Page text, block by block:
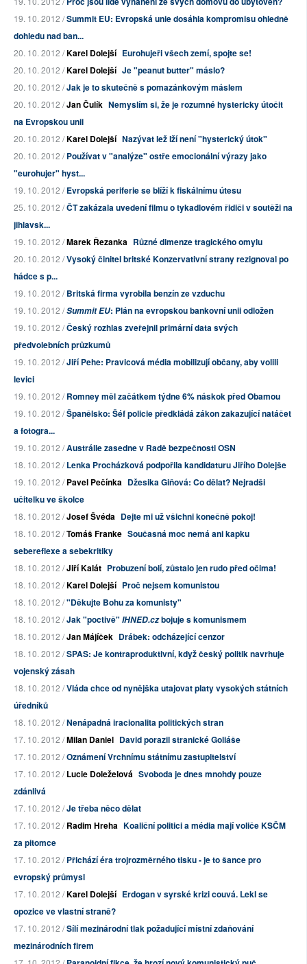
19. 10. 2012 /Summit EU: Evropská unie dosáhla kompromisu ohledně
dohledu nad ban...
20. 10. 2012 /Karel Dolejší Eurohujeři všech zemí, spojte se!
20. 10. 2012 /Karel Dolejší Je "peanut butter" máslo?
20. 10. 2012 /Jak je to skutečně s pomazánkovým máslem
20. 10. 2012 /Jan Čulík Nemyslím si, že je rozumné hystericky útočit
na Evropskou unii
20. 10. 2012 /Karel Dolejší Nazývat lež lží není "hysterický útok"
20. 10. 2012 /Používat v "analýze" ostře emocionální výrazy jako
"eurohujer" hyst...
19. 10. 2012 /Evropská periferie se blíží k fiskálnímu útesu
25. 10. 2012 /ČT zakázala uvedení filmu o tykadlovém řidiči v soutěži na
jihlavsk...
19. 10. 2012 /Marek Řezanka Různé dimenze tragického omylu
20. 10. 2012 /Vysoký činitel britské Konzervativní strany rezignoval po
hádce s p...
19. 10. 2012 /Britská firma vyrobila benzín ze vzduchu
19. 10. 2012 /Summit EU: Plán na evropskou bankovní unii odložen
19. 10. 2012 /Český rozhlas zveřejnil primární data svých
předvolebních průzkumů
19. 10. 2012 /Jiří Pehe: Pravicová média mobilizují občany, aby volili
levici
19. 10. 2012 /Romney měl začátkem týdne 6% náskok před Obamou
19. 10. 2012 /Španělsko: Šéf policie předkládá zákon zakazující natáčet
a fotogra...
19. 10. 2012 /Austrálie zasedne v Radě bezpečnosti OSN
18. 10. 2012 /Lenka Procházková podpořila kandidaturu Jiřího Dolejše
19. 10. 2012 /Pavel Pečínka Džesika Giňová: Co dělat? Nejradši
učitelku ve školce
18. 10. 2012 /Josef Švéda Dejte mi už všichni konečně pokoj!
18. 10. 2012 /Tomáš Franke Současná moc nemá ani kapku
sebereflexe a sebekritiky
18. 10. 2012 /Jiří Kalát Probuzení bolí, zůstalo jen rudo před očima!
18. 10. 2012 /Karel Dolejší Proč nejsem komunistou
18. 10. 2012 /"Děkujte Bohu za komunisty"
18. 10. 2012 /Jak "poctivě" IHNED.czbojuje s komunismem
18. 10. 2012 /Jan Májíček Drábek: odcházející cenzor
18. 10. 2012 /SPAS: Je kontraproduktivní, když český politik navrhuje
vojenský zásah
18. 10. 2012 /Vláda chce od nynějška utajovat platy vysokých státních
úředníků
18. 10. 2012 /Nenápadná iracionalita politických stran
17. 10. 2012 /Milan Daniel David porazil stranické Goliáše
17. 10. 2012 /Oznámení Vrchnímu státnímu zastupitelství
17. 10. 2012 /Lucie Doleželová Svoboda je dnes mnohdy pouze
zdánlivá
17. 10. 2012 /Je třeba něco dělat
17. 10. 2012 /Radim Hreha Koaliční politici a média mají voliče KSČM
za pitomce
17. 10. 2012 /Přichází éra trojrozměrného tisku - je to šance pro
evropský průmysl
17. 10. 2012 /Karel Dolejší Erdogan v syrské krizi couvá. Lekl se
opozice ve vlastní straně?
17. 10. 2012 /Sílí mezinárodní tlak požadující místní zdaňování
mezinárodních firem